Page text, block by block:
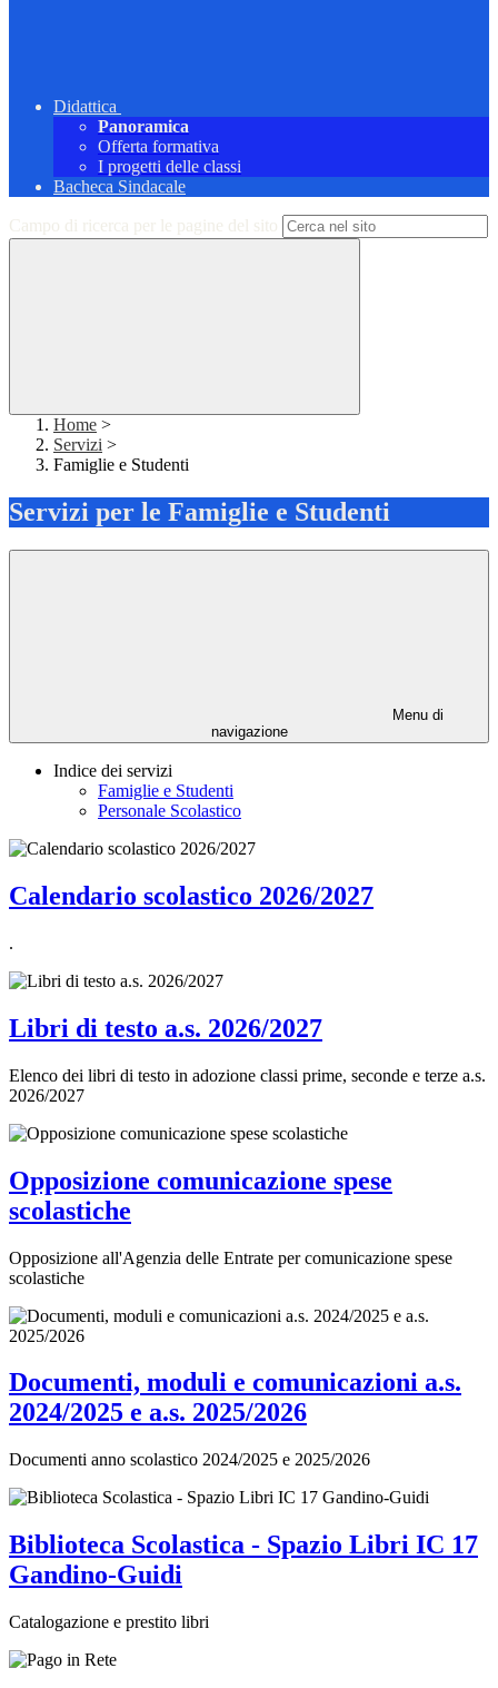
Didattica
Panoramica
Offerta formativa
I progetti delle classi
Bacheca Sindacale
Campo di ricerca per le pagine del sito
Home >
Servizi >
Famiglie e Studenti
Servizi per le Famiglie e Studenti
Menu di
navigazione
Indice dei servizi
Famiglie e Studenti
Personale Scolastico
Calendario scolastico 2026/2027
.
Libri di testo a.s. 2026/2027
Elenco dei libri di testo in adozione classi prime, seconde e terze a.s.
2026/2027
Opposizione comunicazione spese
scolastiche
Opposizione all'Agenzia delle Entrate per comunicazione spese
scolastiche
Documenti, moduli e comunicazioni a.s.
2024/2025 e a.s. 2025/2026
Documenti anno scolastico 2024/2025 e 2025/2026
Biblioteca Scolastica - Spazio Libri IC 17
Gandino-Guidi
Catalogazione e prestito libri